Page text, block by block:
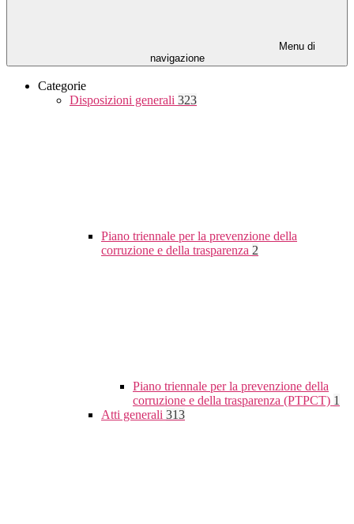
Menu di
navigazione
Categorie
Disposizioni generali 323
Piano triennale per la prevenzione della
corruzione e della trasparenza 2
Piano triennale per la prevenzione della
corruzione e della trasparenza (PTPCT) 1
Atti generali 313